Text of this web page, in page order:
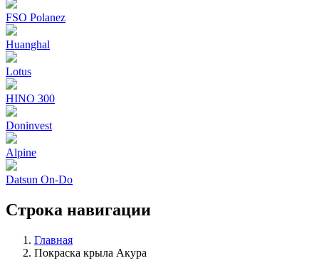
FSO Polanez
Huanghal
Lotus
HINO 300
Doninvest
Alpine
Datsun On-Do
Строка навигации
Главная
Покраска крыла Акура